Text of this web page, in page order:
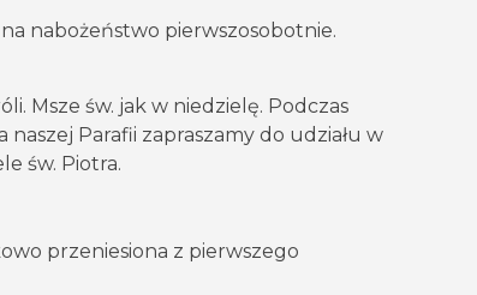
nabożeństwo pierwszosobotnie.
Msze św. jak w niedzielę. Podczas
Parafii zapraszamy do udziału w
św. Piotra.
przeniesiona z pierwszego